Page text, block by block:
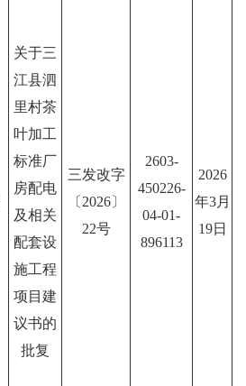
关于三
江县泗
里村茶
叶加工
标准厂
房配电
及相关
配套设
施工程
项目建
议书的
批复
三发改字
〔2026〕
22号
2603-
450226-
04-01-
896113
2026
年3月
19日